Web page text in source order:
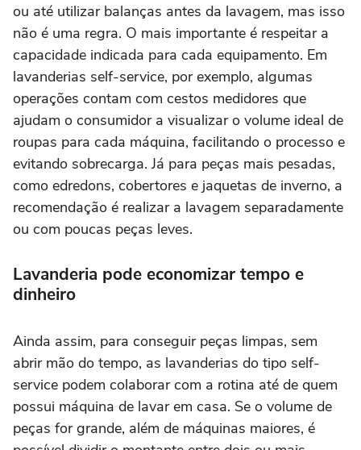
ou até utilizar balanças antes da lavagem, mas isso
não é uma regra. O mais importante é respeitar a
capacidade indicada para cada equipamento. Em
lavanderias self-service, por exemplo, algumas
operações contam com cestos medidores que
ajudam o consumidor a visualizar o volume ideal de
roupas para cada máquina, facilitando o processo e
evitando sobrecarga. Já para peças mais pesadas,
como edredons, cobertores e jaquetas de inverno, a
recomendação é realizar a lavagem separadamente
ou com poucas peças leves.
Lavanderia pode economizar tempo e
dinheiro
Ainda assim, para conseguir peças limpas, sem
abrir mão do tempo, as lavanderias do tipo self-
service podem colaborar com a rotina até de quem
possui máquina de lavar em casa. Se o volume de
peças for grande, além de máquinas maiores, é